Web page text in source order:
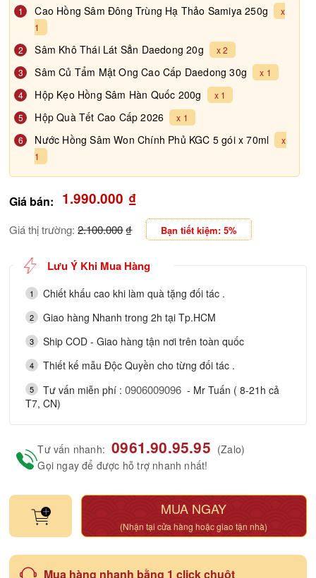
1 Cao Hồng Sâm Đông Trùng Hạ Thảo Samiya 250g
x
1
2
Sâm Khô Thái Lát Sẳn Daedong 20g
x 2
3
Sâm Củ Tẩm Mật Ong Cao Cấp Daedong 30g
x 1
4
Hộp Kẹo Hồng Sâm Hàn Quốc 200g
x 1
5
Hộp Quà Tết Cao Cấp 2026
x 1
6
Nước Hồng Sâm Won Chính Phủ KGC 5 gói x 70ml
x
1
Giá bán: 1.990.000 ₫
Giá thị trường: 2.100.000₫ Bạn tiết kiệm: 5%
Lưu Ý Khi Mua Hàng
1 Chiết khấu cao khi làm quà tặng đối tác .
2 Giao hàng Nhanh trong 2h tại Tp.HCM
3 Ship COD - Giao hàng tận nơi trên toàn quốc
4 Thiết kế mẫu Độc Quyền cho từng đối tác .
5 Tư vấn miễn phí :0906009096 - Mr Tuấn ( 8-21h cả
T7, CN)
Tư vấn nhanh: 0961.90.95.95 (Zalo)
Gọi ngay để được hỗ trợ nhanh nhất!
MUA NGAY
(Nhận tại cửa hàng hoặc giao tận nhà)
Mua hàng nhanh bằng 1 click chuột